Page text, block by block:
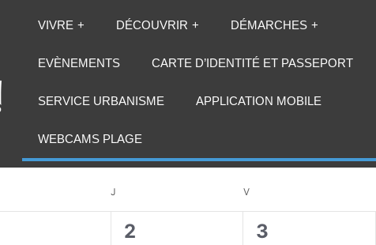
VIVRE DÉCOUVRIR DÉMARCHES
EVÈNEMENTS CARTE D’IDENTITÉ ET PASSEPORT
SERVICE URBANISME APPLICATION MOBILE
WEBCAMS PLAGE
2026
J V
1
2
0
3